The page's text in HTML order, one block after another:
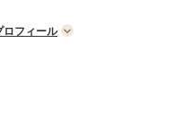
ロフィール